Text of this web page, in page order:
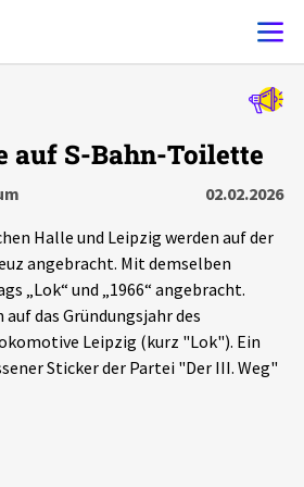
auf S-Bahn-Toilette
02.02.2026
Halle und Leipzig werden auf der
angebracht. Mit demselben
„Lok“ und „1966“ angebracht.
das Gründungsjahr des
Leipzig (kurz "Lok"). Ein
Sticker der Partei "Der III. Weg"
Exportieren Filter Erklärungen